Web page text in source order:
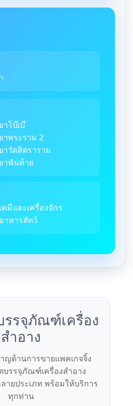
าโบ๊เบ๊
าพระราม 2
าวัดสิตราราม
าพันท้าย
คมีและเครื่องจักร
าหารสัตว์
รรจุภัณฑ์เครื่อง
สำอาง
ญด้านการขายแพคเกจจิ้ง
บรรจุภัณฑ์เครื่องสำอาง
ายประเภท พร้อมให้บริการ
ทุกท่าน